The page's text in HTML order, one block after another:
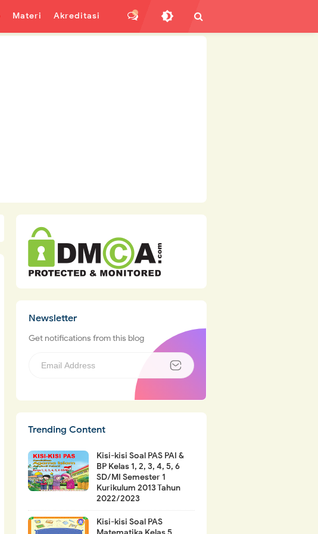
Materi Akreditasi
Newsletter
Get notifications from this blog
Trending Content
Kisi-kisi Soal PAS PAI &
BP Kelas 1, 2, 3, 4, 5, 6
SD/MI Semester 1
Kurikulum 2013 Tahun
2022/2023
Kisi-kisi Soal PAS